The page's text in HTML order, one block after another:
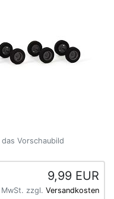
Vorschaubild
9,99 EUR
MwSt. zzgl. Versandkosten